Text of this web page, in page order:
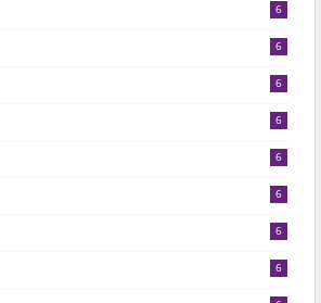
6
6
6
6
6
6
6
6